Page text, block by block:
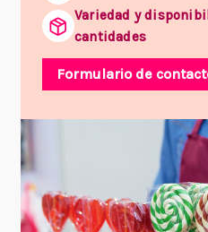
Variedad y
cantidades
Formulario de